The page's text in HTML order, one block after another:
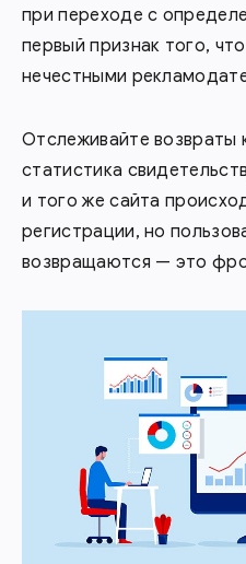
при переходе с
первый признак того,
нечестными
Отслеживайте возвраты
статистика
и того же сайта
регистрации, но
возвращаются — это